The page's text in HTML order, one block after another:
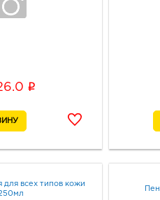
i
для всех типов кожи